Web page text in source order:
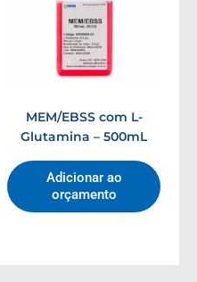
MEM/EBSS com L-
Glutamina – 500mL
Adicionar ao
orçamento